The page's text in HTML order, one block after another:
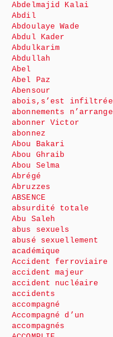
Abdelmajid Kalai
Abdil
Abdoulaye Wade
Abdul Kader
Abdulkarim
Abdullah
Abel
Abel Paz
Abensour
abois,s’est infiltrée
abonnements n’arrange
abonner Victor
abonnez
Abou Bakari
Abou Ghraib
Abou Selma
Abrégé
Abruzzes
ABSENCE
absurdité totale
Abu Saleh
abus sexuels
abusé sexuellement
académique
Accident ferroviaire
accident majeur
accident nucléaire
accidents
accompagné
Accompagné d’un
accompagnés